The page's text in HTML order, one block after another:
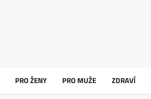
PRO ŽENY PRO MUŽE ZDRAVÍ